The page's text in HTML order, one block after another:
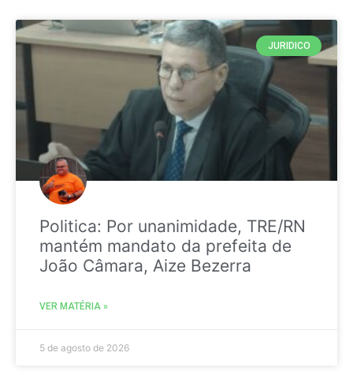
JURIDICO
Politica: Por unanimidade, TRE/RN
mantém mandato da prefeita de
João Câmara, Aize Bezerra
VER MATÉRIA »
5 de agosto de 2026